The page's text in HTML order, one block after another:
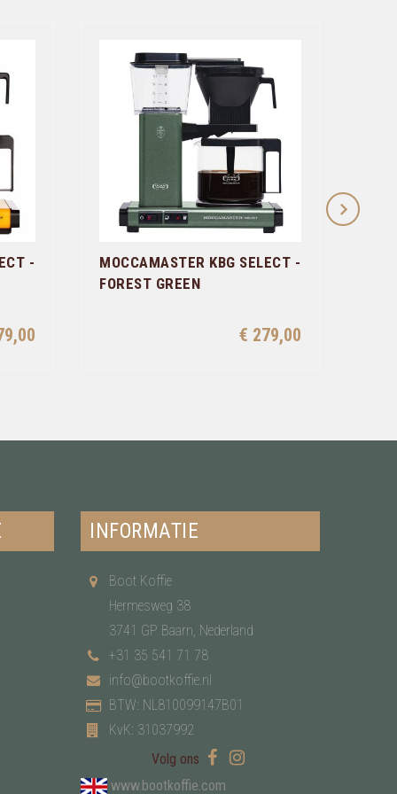
-
MOCCAMASTER KBG SELECT -
FOREST GREEN
€ 279,00
INFORMATIE
Boot Koffie
Hermesweg 38
3741 GP Baarn, Nederland
+31 35 541 71 78
info@bootkoffie.nl
BTW: NL810099147B01
KvK: 31037992
Volg ons
www.bootkoffie.com